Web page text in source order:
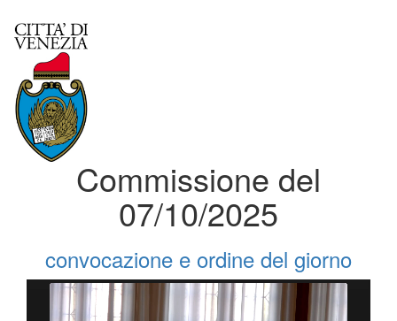
Commissione del
07/10/2025
convocazione e ordine del giorno